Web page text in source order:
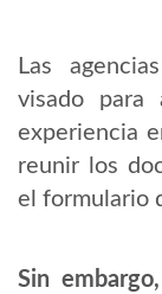
Las
visado para
experiencia
reunir los
el formulario
Sin